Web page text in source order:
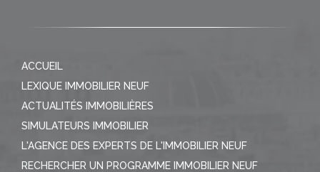
ACCUEIL
LEXIQUE IMMOBILIER NEUF
ACTUALITÉS IMMOBILIÈRES
SIMULATEURS IMMOBILIER
L'AGENCE DES EXPERTS DE L'IMMOBILIER NEUF
RECHERCHER UN PROGRAMME IMMOBILIER NEUF